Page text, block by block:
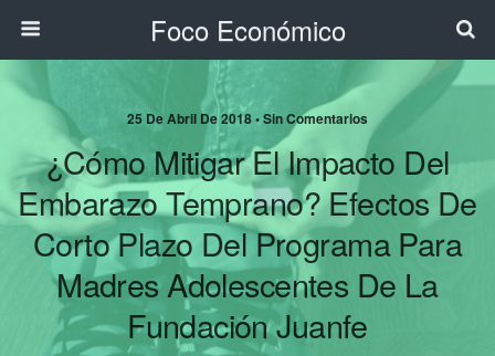
Foco Económico
25 De Abril De 2018 • Sin Comentarios
¿Cómo Mitigar El Impacto Del
Embarazo Temprano? Efectos De
Corto Plazo Del Programa Para
Madres Adolescentes De La
Fundación Juanfe